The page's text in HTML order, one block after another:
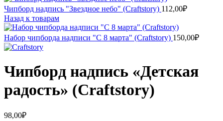
Чипборд надпись "Звездное небо" (Craftstory) 112,00₽
Назад к товарам
Набор чипборда надписи "С 8 марта" (Craftstory) 150,00₽
Чипборд надпись «Детская
радость» (Craftstory)
98,00₽